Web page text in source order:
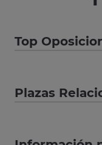
Top
Plazas